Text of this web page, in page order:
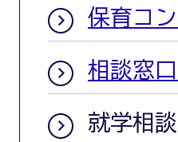
保育コ
相談窓
就学相談